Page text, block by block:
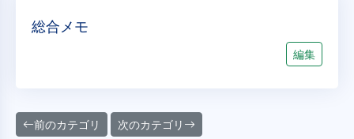
総合メモ
編集
前のカテゴリ 次のカテゴリ